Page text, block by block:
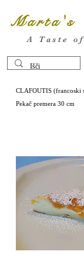
Marta's
A Taste of
CLAFOUTIS (francoski
Pekač premera 30 cm